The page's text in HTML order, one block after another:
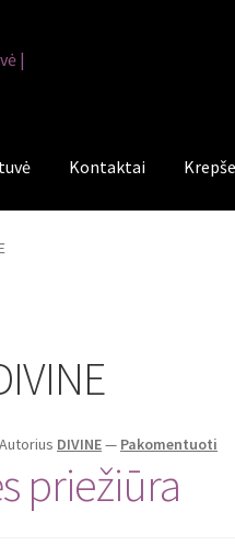
Kontaktai
Autorius DIVINE— Pakomentuoti
priežiūra